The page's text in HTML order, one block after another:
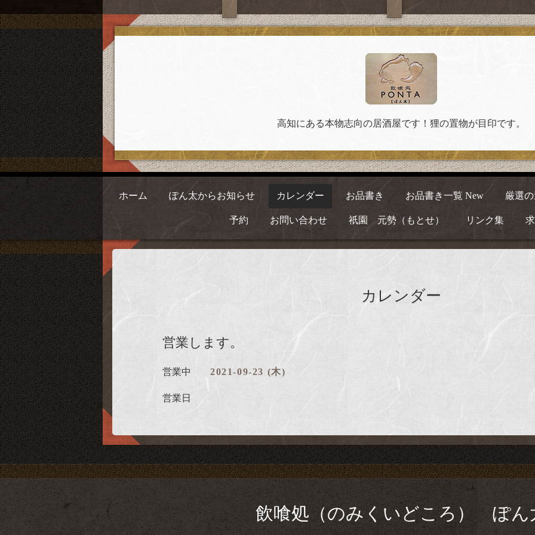
高知にある本物志向の居酒屋です！狸の置物が目印です。
ホーム ぽん太からお知らせ カレンダー お品書き お品書き一覧 New 厳選
予約 お問い合わせ 祇園 元勢（もとせ） リンク集
カレンダー
営業します。
営業中 2021-09-23 (木)
営業日
飲喰処（のみくいどころ） ぽん